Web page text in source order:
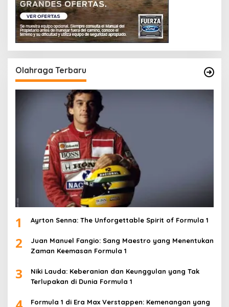
Olahraga Terbaru
1 Ayrton Senna: The Unforgettable Spirit of Formula 1
2
Juan Manuel Fangio: Sang Maestro yang Menentukan
Zaman Keemasan Formula 1
3
Niki Lauda: Keberanian dan Keunggulan yang Tak
Terlupakan di Dunia Formula 1
Formula 1 di Era Max Verstappen: Kemenangan yang